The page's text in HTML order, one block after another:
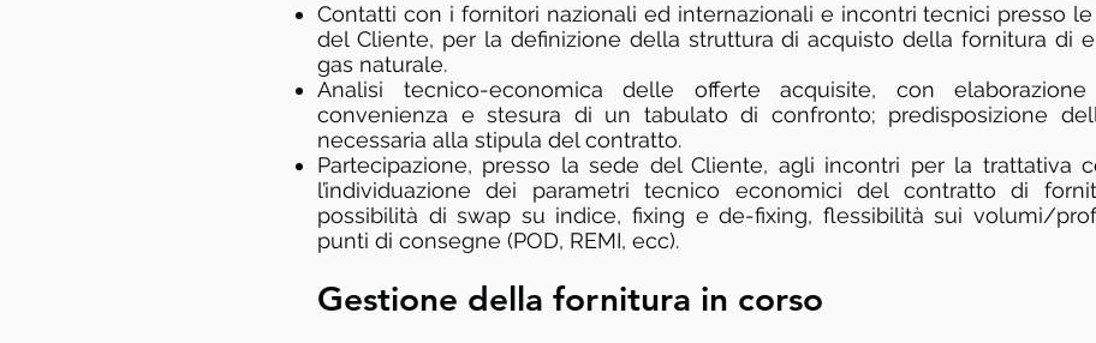
Contatti con i fornitori nazionali ed internazionali e incontri tecnici presso
del Cliente, per la definizione della struttura di acquisto della fornitura di
gas naturale.
Analisi tecnico-economica delle offerte acquisite, con
convenienza e stesura di un tabulato di confronto; predisposizione
necessaria alla stipula del contratto.
Partecipazione, presso la sede del Cliente, agli incontri per la trattativa
l’individuazione dei parametri tecnico economici del contratto di
possibilità di swap su indice, fixing e de-fixing, flessibilità sui volumi/
punti di consegne (POD, REMI, ecc).
Gestione della fornitura in corso